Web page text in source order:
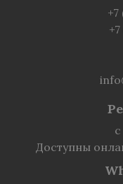
Доступны